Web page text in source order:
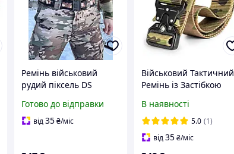
Ремінь військовий
рудий піксель DS
Готово до відправки
від35₴/міс
Військовий Тактичний
Ремінь із Застібкою
Швидкороз'ємною
Металевою Пряжкою
Армійський Пояс ЗСУ
В наявності
5.0 (1)
від35 ₴/міс